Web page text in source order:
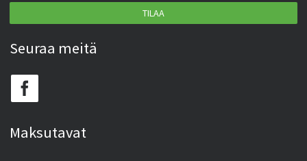
TILAA
Seuraa meitä
Maksutavat